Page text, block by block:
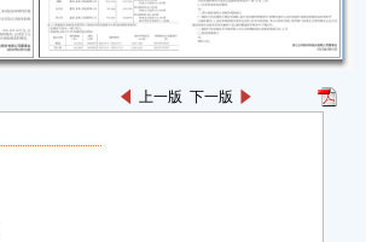
上一版 下一版
公司独立董事对本次使用部
表了同意的独立意见。
公司本次使用部分闲置募集
披露于指定媒体及上海证券交
用部分闲置募集资金暂时补充
赤峰吉隆黄金矿业股份有限